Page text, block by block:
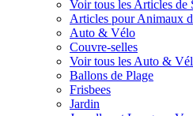
Voir tous les Articles de
Articles pour Animaux
Auto & Vélo
Couvre-selles
Voir tous les Auto &
Ballons de Plage
Frisbees
Jardin